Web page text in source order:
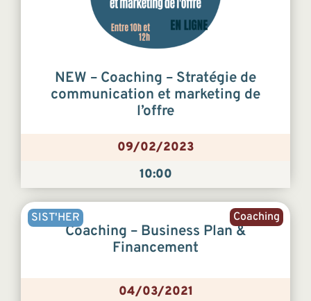
NEW – Coaching – Stratégie de
communication et marketing de
l’offre
09/02/2023
10:00
Coaching
SIST'HER
Coaching – Business Plan &
Financement
04/03/2021